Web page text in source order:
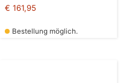
€ 161,95
Bestellung möglich.